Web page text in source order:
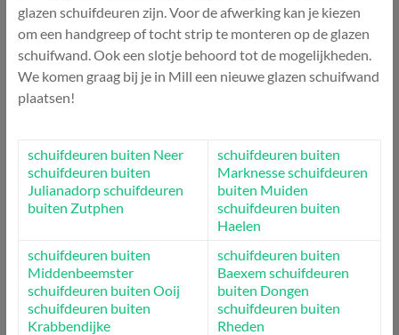
glazen schuifdeuren zijn. Voor de afwerking kan je kiezen
om een handgreep of tocht strip te monteren op de glazen
schuifwand. Ook een slotje behoord tot de mogelijkheden.
We komen graag bij je in Mill een nieuwe glazen schuifwand
plaatsen!
schuifdeuren buiten Neer
schuifdeuren buiten
Julianadorpschuifdeuren
buiten Zutphen
schuifdeuren buiten
Marknesseschuifdeuren
buiten Muiden
schuifdeuren buiten
Haelen
schuifdeuren buiten
Middenbeemster
schuifdeuren buiten Ooij
schuifdeuren buiten
Krabbendijke
schuifdeuren buiten
Baexemschuifdeuren
buiten Dongen
schuifdeuren buiten
Rheden